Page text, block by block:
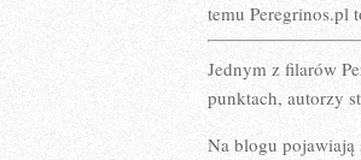
temu Peregrinos.pl
Jednym z filarów
punktach, autorzy
Na blogu